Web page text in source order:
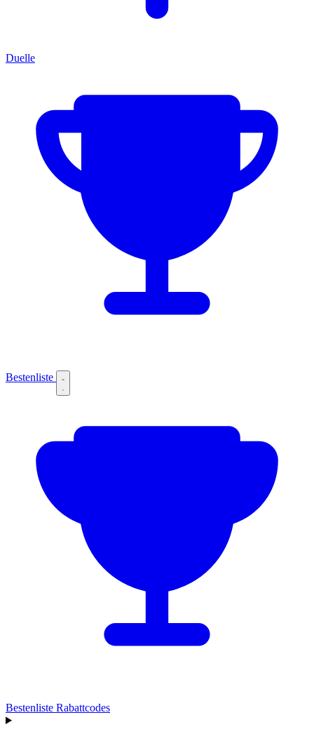
Duelle
Bestenliste
Bestenliste Rabattcodes